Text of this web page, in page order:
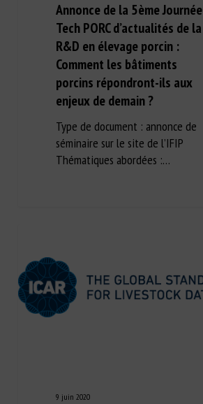
Annonce de la 5ème Journée
Tech PORC d’actualités de la
R&D en élevage porcin :
Comment les bâtiments
porcins répondront-ils aux
enjeux de demain ?
Type de document : annonce de
séminaire sur le site de l’IFIP
Thématiques abordées :…
9 juin 2020